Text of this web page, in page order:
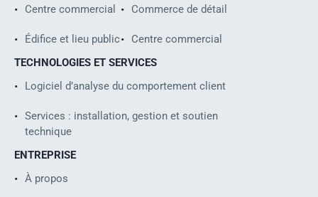
Centre commercial
Édifice et lieu public
Commerce de détail
Centre commercial
TECHNOLOGIES ET SERVICES
Logiciel d’analyse du comportement client
Services : installation, gestion et soutien
technique
ENTREPRISE
À propos